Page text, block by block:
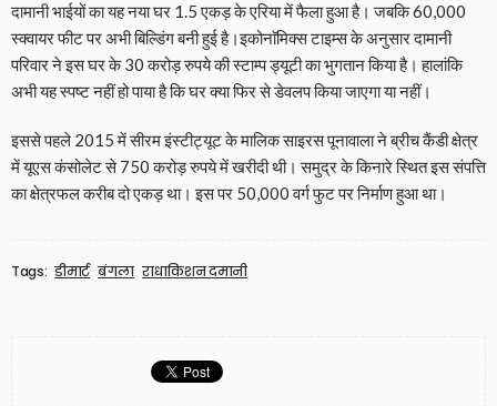
दामानी भाईयों का यह नया घर 1.5 एकड़ के एरिया में फैला हुआ है। जबकि 60,000
स्क्वायर फीट पर अभी बिल्डिंग बनी हुई है।इकोनाॅमिक्स टाइम्स के अनुसार दामानी
परिवार ने इस घर के 30 करोड़ रुपये की स्टाम्प ड्यूटी का भुगतान किया है। हालांकि
अभी यह स्पष्ट नहीं हो पाया है कि घर क्या फिर से डेवलप किया जाएगा या नहीं।
इससे पहले 2015 में सीरम इंस्टीट्यूट के मालिक साइरस पूनावाला ने ब्रीच कैंडी क्षेत्र
में यूएस कंसोलेट से 750 करोड़ रुपये में खरीदी थी। समुद्र के किनारे स्थित इस संपत्ति
का क्षेत्रफल करीब दो एकड़ था। इस पर 50,000 वर्ग फुट पर निर्माण हुआ था।
Tags: डीमार्ट बंगला राधाकिशन दमानी